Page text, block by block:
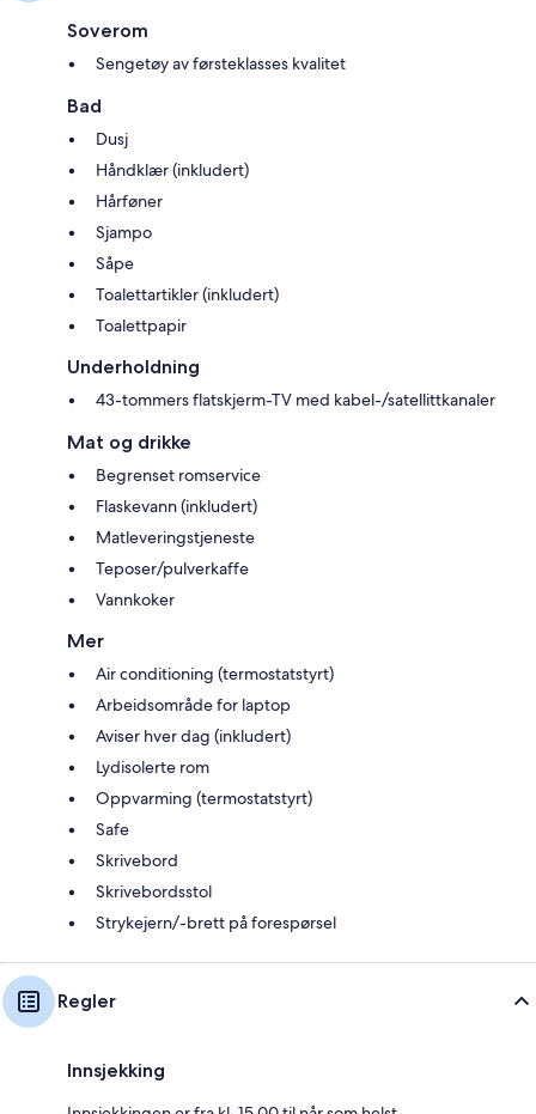
Soverom
Sengetøy av førsteklasses kvalitet
Bad
Dusj
Håndklær (inkludert)
Hårføner
Sjampo
Såpe
Toalettartikler (inkludert)
Toalettpapir
Underholdning
43-tommers flatskjerm-TV med kabel-/satellittkanaler
Mat og drikke
Begrenset romservice
Flaskevann (inkludert)
Matleveringstjeneste
Teposer/pulverkaffe
Vannkoker
Mer
Air conditioning (termostatstyrt)
Arbeidsområde for laptop
Aviser hver dag (inkludert)
Lydisolerte rom
Oppvarming (termostatstyrt)
Safe
Skrivebord
Skrivebordsstol
Strykejern/-brett på forespørsel
Regler
Innsjekking